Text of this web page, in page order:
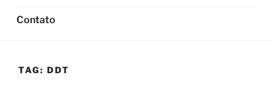
Contato
TAG: DDT